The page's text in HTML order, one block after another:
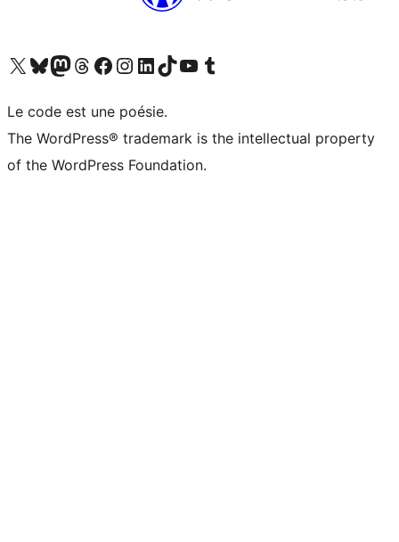
Visitez notre compte X (précédemment Twitter)
Visiter notre compte Bluesky
Visiter notre compte Mastodon
Visiter notre compte Threads
Consulter notre compte Facebook
Consulter notre compte Instagram
Consulter notre compte LinkedIn
Visiter notre compte TokTok
Visiter notre chaîne YouTube
Visiter notre compte Tumblr
Le code est une poésie.
The WordPress® trademark is the intellectual property
of the WordPress Foundation.